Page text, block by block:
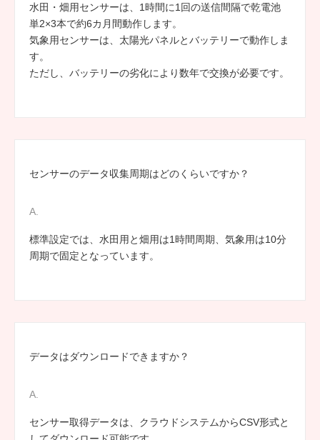
水田・畑用センサーは、1時間に1回の送信間隔で乾電池
単2×3本で約6カ月間動作します。
気象用センサーは、太陽光パネルとバッテリーで動作しま
す。
ただし、バッテリーの劣化により数年で交換が必要です。
センサーのデータ収集周期はどのくらいですか？
標準設定では、水田用と畑用は1時間周期、気象用は10分
周期で固定となっています。
データはダウンロードできますか？
センサー取得データは、クラウドシステムからCSV形式と